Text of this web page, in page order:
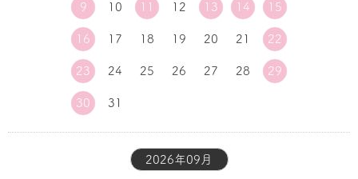
9 10 11 12 13 14 15
16 17 18 19 20 21 22
23 24 25 26 27 28 29
30 31
2026年09月